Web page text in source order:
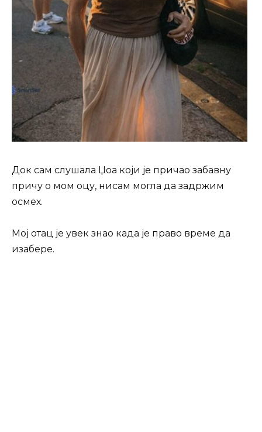
Док сам слушала Џоа који је причао забавну
причу о мом оцу, нисам могла да задржим
осмех.
Мој отац је увек знао када је право време да
изабере.